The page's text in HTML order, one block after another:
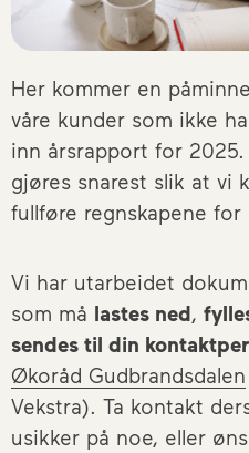
Her kommer en
våre kunder som ikke
inn årsrapport for 2025.
gjøres snarest slik at vi
fullføre regnskapene for
Vi har utarbeidet
som må lastes ned,
sendes til din
Økoråd Gudbrandsdalen
Vekstra). Ta kontakt
usikker på noe, eller